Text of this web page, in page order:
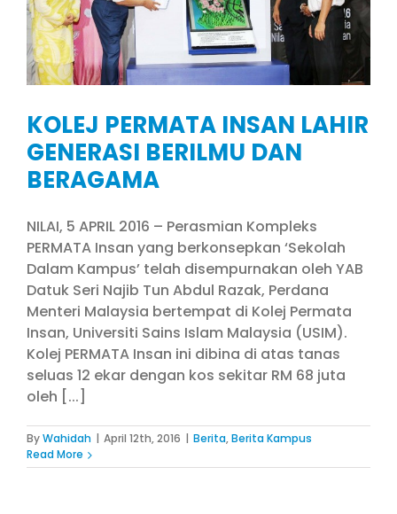
KOLEJ PERMATA INSAN LAHIR
GENERASI BERILMU DAN
BERAGAMA
NILAI, 5 APRIL 2016 – Perasmian Kompleks
PERMATA Insan yang berkonsepkan ‘Sekolah
Dalam Kampus’ telah disempurnakan oleh YAB
Datuk Seri Najib Tun Abdul Razak, Perdana
Menteri Malaysia bertempat di Kolej Permata
Insan, Universiti Sains Islam Malaysia (USIM).
Kolej PERMATA Insan ini dibina di atas tanas
seluas 12 ekar dengan kos sekitar RM 68 juta
oleh [...]
ByWahidah | April 12th, 2016 | Berita,Berita Kampus
Read More